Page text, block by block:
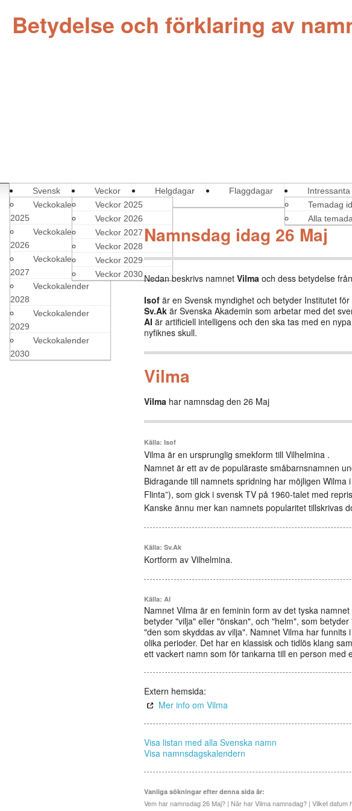
Betydelse och förklaring av
Svensk
Veckokalender
2025
Veckokalender
2026
Veckokalender
2027
Veckokalender
2028
Veckokalender
2029
Veckokalender
2030
Veckor
Veckor 2025
Veckor 2026
Veckor 2027
Veckor 2028
Veckor 2029
Veckor 2030
Helgdagar Flaggdagar
Temadag
Alla
Namnsdag idag 26 Maj
Nedan beskrivs namnet Vilma och dess betydelse
Isof är en Svensk myndighet och betyder Institutet
Sv.Ak är Svenska Akademin som arbetar med det
AI är artificiell intelligens och den ska tas med en
nyfiknes skull.
Vilma
Vilma har namnsdag den 26 Maj
Källa: Isof
Vilma är en ursprunglig smekform till Vilhelmina .
Namnet är ett av de populäraste småbarnsnamnen
Bidragande till namnets spridning har möjligen
Flinta”), som gick i svensk TV på 1960-talet med
Kanske ännu mer kan namnets popularitet tillskrivas
Källa: Sv.Ak
Kortform av Vilhelmina.
Källa: AI
Namnet Vilma är en feminin form av det tyska
betyder "vilja" eller "önskan", och "helm", som
"den som skyddas av vilja". Namnet Vilma har
olika perioder. Det har en klassisk och tidlös klang
ett vackert namn som för tankarna till en person med
Extern hemsida:
Mer info om Vilma
Visa listan med alla Svenska namn
Visa namnsdagskalendern
Vanliga sökningar efter denna sida är:
Vem har namnsdag 26 Maj? | När har Vilma namnsdag? | Vilket